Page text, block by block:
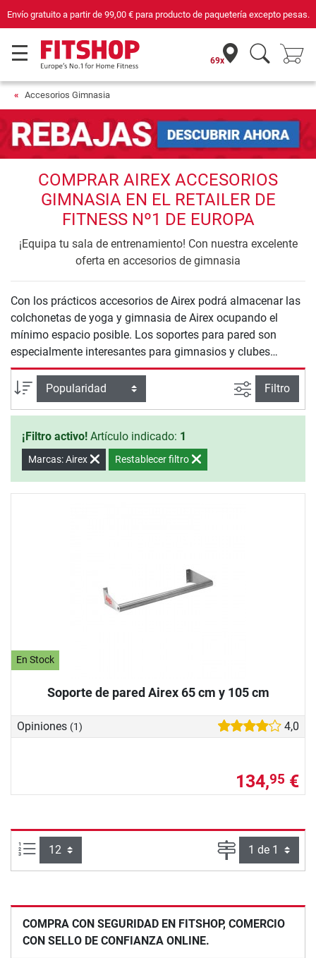
Envío gratuito a partir de 99,00 €para producto de paquetería excepto pesas.
69x
Accesorios Gimnasia
COMPRAR AIREX ACCESORIOS
GIMNASIA EN EL RETAILER DE
FITNESS Nº1 DE EUROPA
¡Equipa tu sala de entrenamiento! Con nuestra excelente
oferta en accesorios de gimnasia
Con los prácticos accesorios de Airex podrá almacenar las
colchonetas de yoga y gimnasia de Airex ocupando el
mínimo espacio posible. Los soportes para pared son
especialmente interesantes para gimnasios y clubes
deportivos, para ordenar las colchonetas y hacerlas más
accesibles para los usuarios. Los cinturones de seguridad
y las bolsas para llevar son ideales para las personas que
quieran llevarse consigo los aparatos de entrenamiento.
Ordenar por Busqueda
Filtro
¡Filtro activo! Artículo indicado: 1
Marcas: Airex Restablecer filtro
En Stock
Soporte de pared Airex 65 cm y 105 cm
Opiniones (1) 4,0
134,95 €
Artículos por página: Página
COMPRA CON SEGURIDAD EN FITSHOP, COMERCIO
CON SELLO DE CONFIANZA ONLINE.